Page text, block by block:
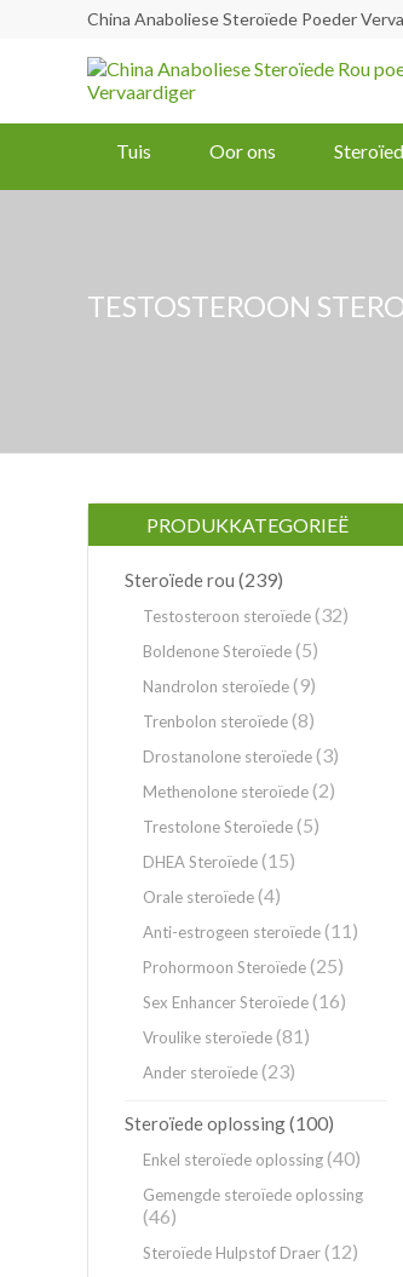
China Anaboliese Steroïede Poeder
Tuis Oor ons
TESTOSTEROON
PRODUKKATEGORIEË
Steroïede rou (239)
Testosteroon steroïede(32)
Boldenone Steroïede(5)
Nandrolon steroïede(9)
Trenbolon steroïede(8)
Drostanolone steroïede(3)
Methenolone steroïede(2)
Trestolone Steroïede(5)
DHEA Steroïede(15)
Orale steroïede(4)
Anti-estrogeen steroïede(11)
Prohormoon Steroïede(25)
Sex Enhancer Steroïede(16)
Vroulike steroïede(81)
Ander steroïede(23)
Steroïede oplossing(100)
Enkel steroïede oplossing(40)
Gemengde steroïede oplossing
(46)
Steroïede Hulpstof Draer(12)